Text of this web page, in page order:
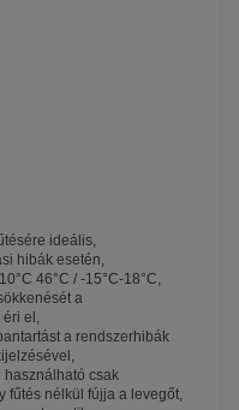
ideális,
hibák esetén,
46°C / -15°C-18°C,
a
el,
a rendszerhibák
használható csak
fűtés nélkül fújja a levegőt,